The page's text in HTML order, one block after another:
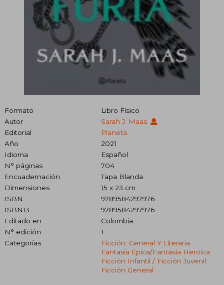
Formato
Libro Físico
Autor
Sarah J. Maas
Editorial
Planeta
Año
2021
Idioma
Español
N° páginas
704
Encuadernación
Tapa Blanda
Dimensiones
15 x 23 cm
ISBN
9789584297976
ISBN13
9789584297976
Editado en
Colombia
N° edición
1
Categorías
Ficción: General Y Literaria
Fantasía Épica/fantasía Heroica
Ficción Infantil / Ficción Juvenil:
Ficción General